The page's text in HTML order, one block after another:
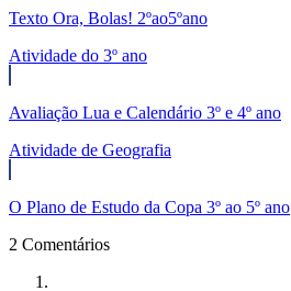
Texto Ora, Bolas! 2ºao5ºano
Atividade do 3º ano
Avaliação Lua e Calendário 3º e 4º ano
Atividade de Geografia
O Plano de Estudo da Copa 3º ao 5º ano
2 Comentários